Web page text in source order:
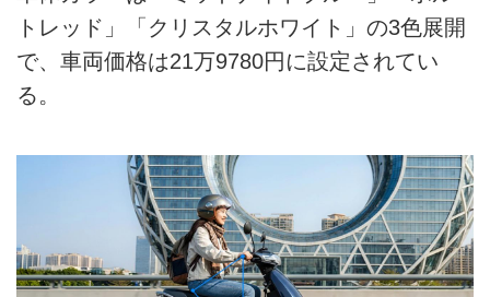
トレッド」「クリスタルホワイト」の3色展開
で、車両価格は21万9780円に設定されてい
る。